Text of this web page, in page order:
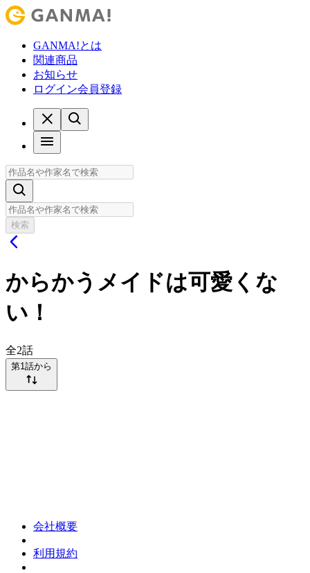
GANMA!とは
関連商品
お知らせ
ログイン会員登録
検索
からかうメイドは可愛くな
い！
全2話
第1話から
会社概要
利用規約